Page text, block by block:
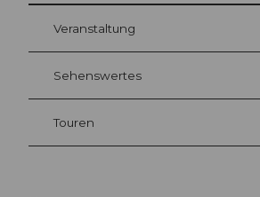
Veranstaltung
Sehenswertes
Touren